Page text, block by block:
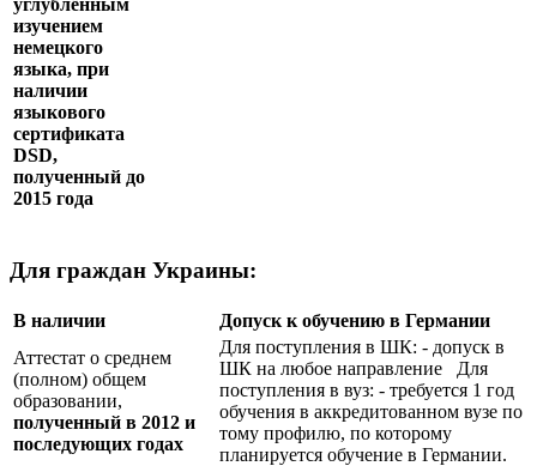
углублённым
изучением
немецкого
языка, при
наличии
языкового
сертификата
DSD,
полученный до
2015 года
Для граждан Украины:
В наличии
Допуск к обучению в Германии
Аттестат о среднем
(полном) общем
образовании,
полученный в 2012 и
последующих годах
Для поступления в ШК: - допуск в
ШК на любое направление Для
поступления в вуз: - требуется 1 год
обучения в аккредитованном вузе по
тому профилю, по которому
планируется обучение в Германии.